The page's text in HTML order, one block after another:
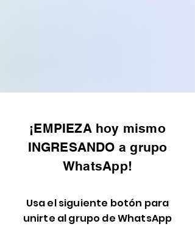
¡EMPIEZA hoy mismo
INGRESANDO a grupo
WhatsApp!
Usa el siguiente botón para
unirte al grupo de WhatsApp